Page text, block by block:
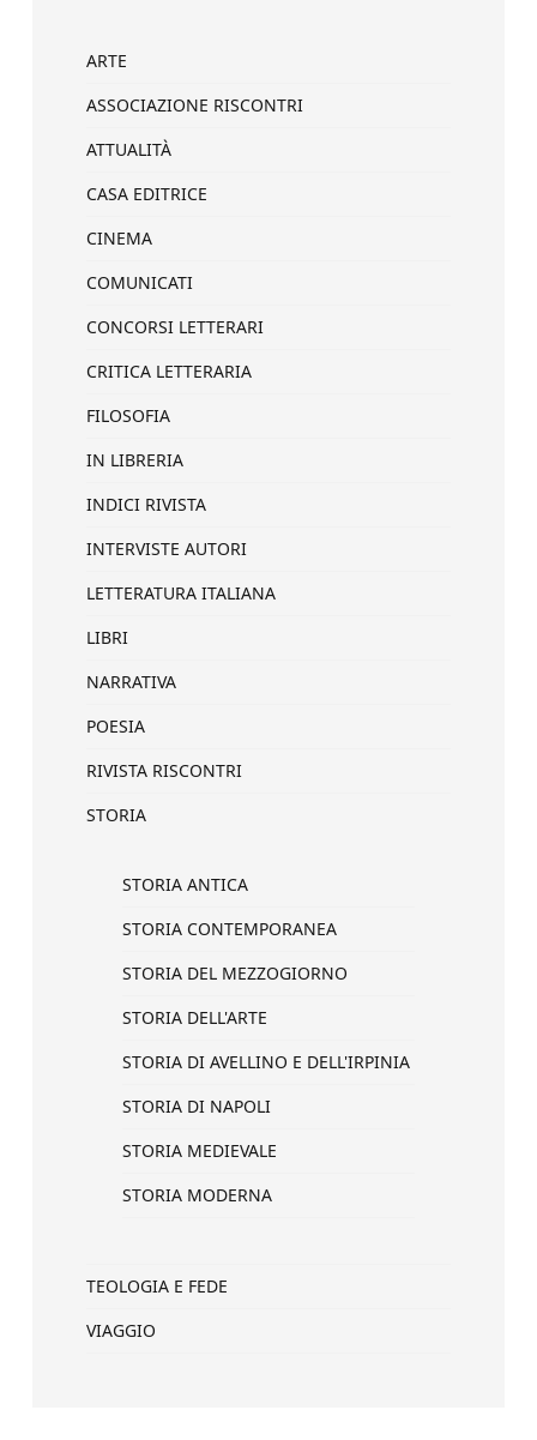
ARTE
ASSOCIAZIONE RISCONTRI
ATTUALITÀ
CASA EDITRICE
CINEMA
COMUNICATI
CONCORSI LETTERARI
CRITICA LETTERARIA
FILOSOFIA
IN LIBRERIA
INDICI RIVISTA
INTERVISTE AUTORI
LETTERATURA ITALIANA
LIBRI
NARRATIVA
POESIA
RIVISTA RISCONTRI
STORIA
STORIA ANTICA
STORIA CONTEMPORANEA
STORIA DEL MEZZOGIORNO
STORIA DELL'ARTE
STORIA DI AVELLINO E DELL'IRPINIA
STORIA DI NAPOLI
STORIA MEDIEVALE
STORIA MODERNA
TEOLOGIA E FEDE
VIAGGIO